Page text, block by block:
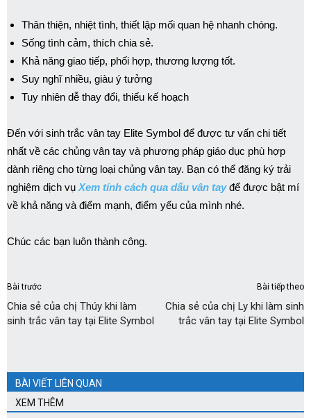
Thân thiện, nhiệt tình, thiết lập mối quan hệ nhanh chóng.
Sống tình cảm, thích chia sẻ.
Khả năng giao tiếp, phối hợp, thương lượng tốt.
Suy nghĩ nhiều, giàu ý tưởng
Tuy nhiên dễ thay đổi, thiếu kế hoạch
Đến với sinh trắc vân tay Elite Symbol để được tư vấn chi tiết
nhất về các chủng vân tay và phương pháp giáo dục phù hợp
dành riêng cho từng loại chủng vân tay. Bạn có thể đăng ký trải
nghiệm dịch vụ Xem tính cách qua dấu vân tayđể được bật mí
về khả năng và điểm mạnh, điểm yếu của mình nhé.
Chúc các bạn luôn thành công.
Bài trước
Chia sẻ của chị Thúy khi làm
sinh trắc vân tay tại Elite Symbol
Bài tiếp theo
Chia sẻ của chị Ly khi làm sinh
trắc vân tay tại Elite Symbol
BÀI VIẾT LIÊN QUAN
XEM THÊM